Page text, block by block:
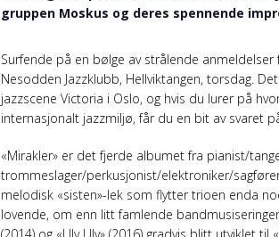
gruppen Moskus og deres spennende
Surfende på en bølge av strålende
Nesodden Jazzklubb, Hellviktangen, torsdag.
jazzscene Victoria i Oslo, og hvis du lurer på
internasjonalt jazzmiljø, får du en bit av svaret
«Mirakler» er det fjerde albumet fra pianist/
trommeslager/perkusjonist/elektroniker/
melodisk «sisten»-lek som flytter trioen enda
lovende, om enn litt famlende